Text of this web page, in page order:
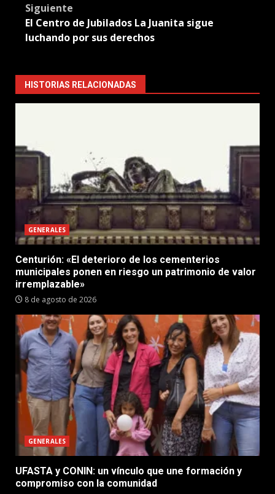
Siguiente
El Centro de Jubilados La Juanita sigue
luchando por sus derechos
HISTORIAS RELACIONADAS
GENERALES
Centurión: «El deterioro de los cementerios
municipales ponen en riesgo un patrimonio de valor
irremplazable»
8 de agosto de 2026
GENERALES
UFASTA y CONIN: un vínculo que une formación y
compromiso con la comunidad